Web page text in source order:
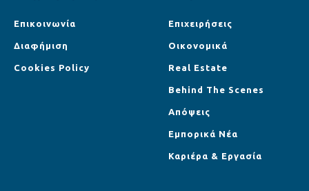
Επικοινωνία
Διαφήμιση
Cookies Policy
Επιχειρήσεις
Οικονομικά
Real Estate
Behind The Scenes
Απόψεις
Εμπορικά Νέα
Καριέρα & Εργασία